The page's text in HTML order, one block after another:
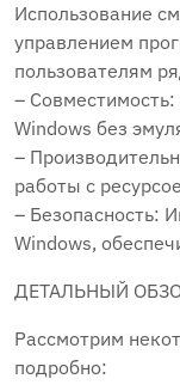
Использование
управлением
пользователям
–
Windows без
–
работы с
– Безопасность:
Windows,
ДЕТАЛЬНЫЙ
Рассмотрим
подробно: